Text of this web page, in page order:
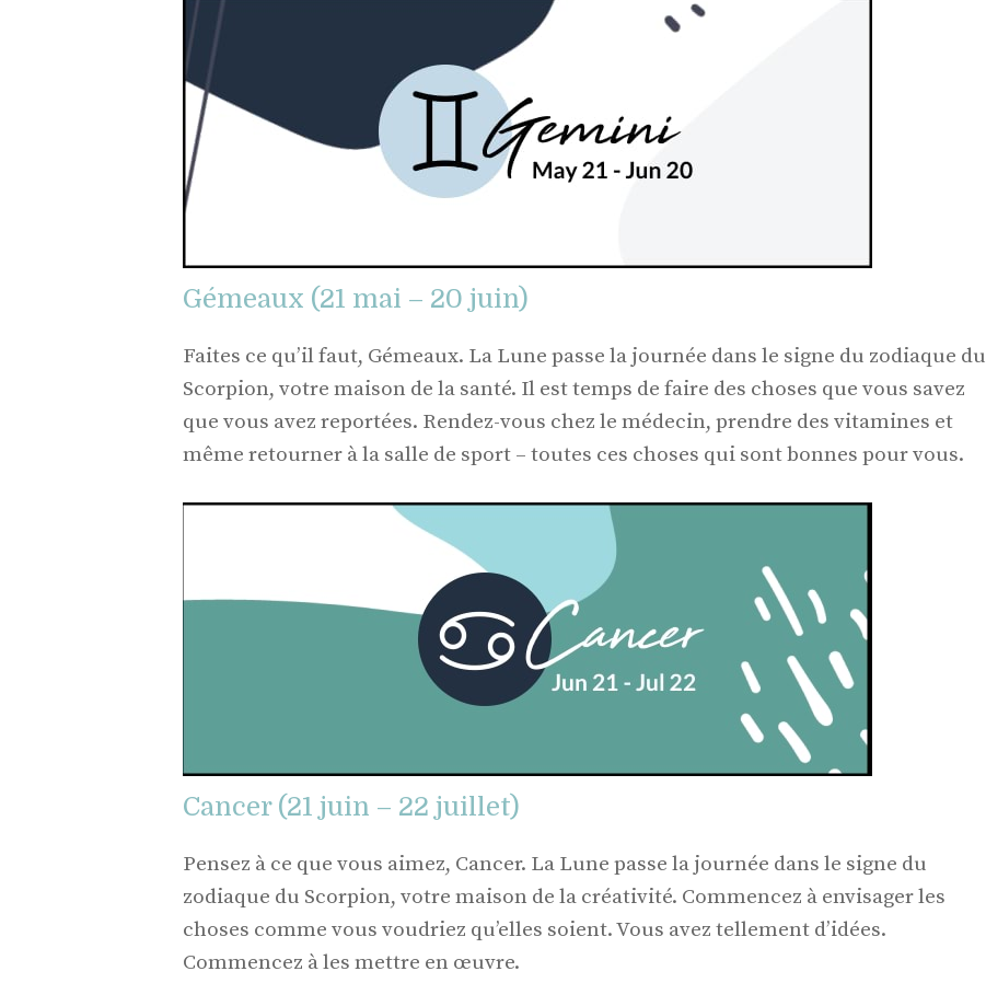
Gémeaux (21 mai – 20 juin)
Faites ce qu’il faut, Gémeaux. La Lune passe la journée dans le signe du zodiaque du
Scorpion, votre maison de la santé. Il est temps de faire des choses que vous savez
que vous avez reportées. Rendez-vous chez le médecin, prendre des vitamines et
même retourner à la salle de sport – toutes ces choses qui sont bonnes pour vous.
Cancer (21 juin – 22 juillet)
Pensez à ce que vous aimez, Cancer. La Lune passe la journée dans le signe du
zodiaque du Scorpion, votre maison de la créativité. Commencez à envisager les
choses comme vous voudriez qu’elles soient. Vous avez tellement d’idées.
Commencez à les mettre en œuvre.